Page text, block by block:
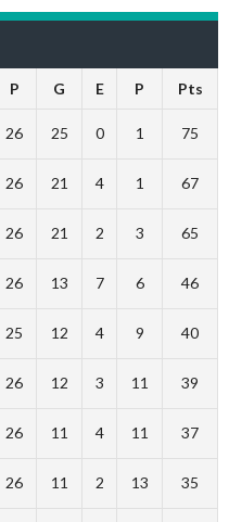
P G E P Pts
26 25 0 1 75
26 21 4 1 67
26 21 2 3 65
26 13 7 6 46
25 12 4 9 40
26 12 3 11 39
26 11 4 11 37
26 11 2 13 35